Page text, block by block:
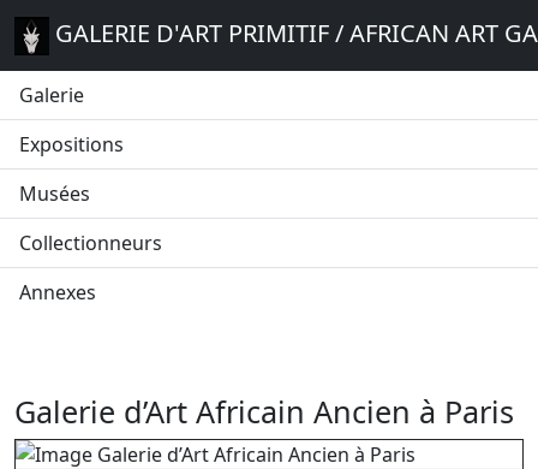
GALERIE D'ART PRIMITIF / AFRICAN ART
Galerie
Expositions
Musées
Collectionneurs
Annexes
Galerie d’Art Africain Ancien à Paris